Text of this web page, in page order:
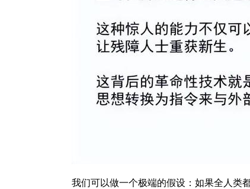
我们可以做一个极端的假设：如果全人类